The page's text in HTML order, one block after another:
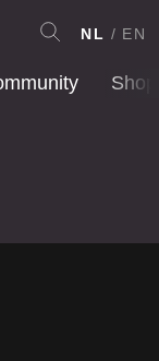
Shop
NL EN